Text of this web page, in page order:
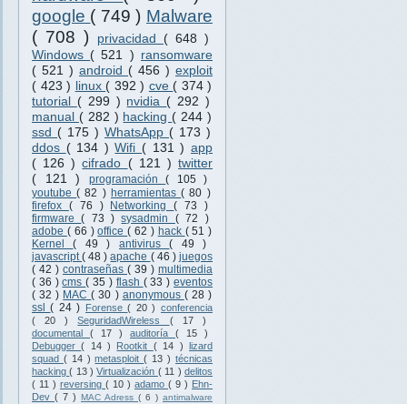
google ( 749 ) Malware
( 708 )
privacidad ( 648 )
Windows ( 521 ) ransomware
( 521 ) android ( 456 ) exploit
( 423 ) linux ( 392 ) cve ( 374 )
tutorial ( 299 ) nvidia ( 292 )
manual ( 282 ) hacking ( 244 )
ssd ( 175 ) WhatsApp ( 173 )
ddos ( 134 )Wifi ( 131 ) app
( 126 )cifrado ( 121 )twitter
( 121 ) programación( 105 )
youtube( 82 ) herramientas( 80 )
firefox ( 76 ) Networking( 73 )
firmware( 73 )sysadmin ( 72 )
adobe ( 66 )office( 62 ) hack ( 51 )
Kernel( 49 ) antivirus( 49 )
javascript( 48 )apache ( 46 ) juegos
( 42 ) contraseñas ( 39 ) multimedia
( 36 )cms( 35 ) flash ( 33 )eventos
( 32 ) MAC( 30 ) anonymous ( 28 )
ssl( 24 ) Forense( 20 ) conferencia
( 20 )SeguridadWireless ( 17 )
documental ( 17 ) auditoría ( 15 )
Debugger( 14 ) Rootkit ( 14 ) lizard
squad ( 14 )metasploit( 13 ) técnicas
hacking( 13 )Virtualización ( 11 ) delitos
( 11 ) reversing ( 10 ) adamo ( 9 ) Ehn-
Dev ( 7 ) MAC Adress ( 6 ) antimalware